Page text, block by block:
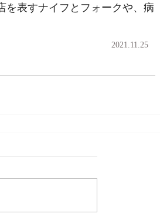
を表すナイフとフォークや、病
2021.11.25